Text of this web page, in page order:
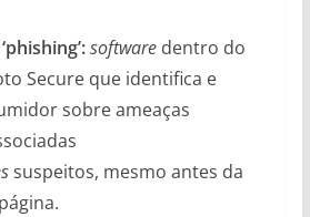
softwaredentro do
Secure que identifica e
sobre ameaças
suspeitos, mesmo antes da